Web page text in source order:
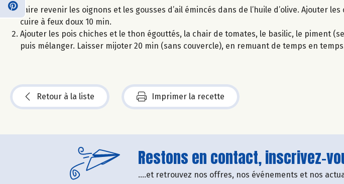
Faire revenir les oignons et les gousses d’ail émincés dans de l’huile d’olive. Ajouter
cuire à feux doux 10 min.
Ajouter les pois chiches et le thon égouttés, la chair de tomates, le basilic, le piment
puis mélanger. Laisser mijoter 20 min (sans couvercle), en remuant de temps en
Retour à la liste Imprimer la recette
Restons en contact, inscrivez-
....et retrouvez nos offres, nos événements et nos